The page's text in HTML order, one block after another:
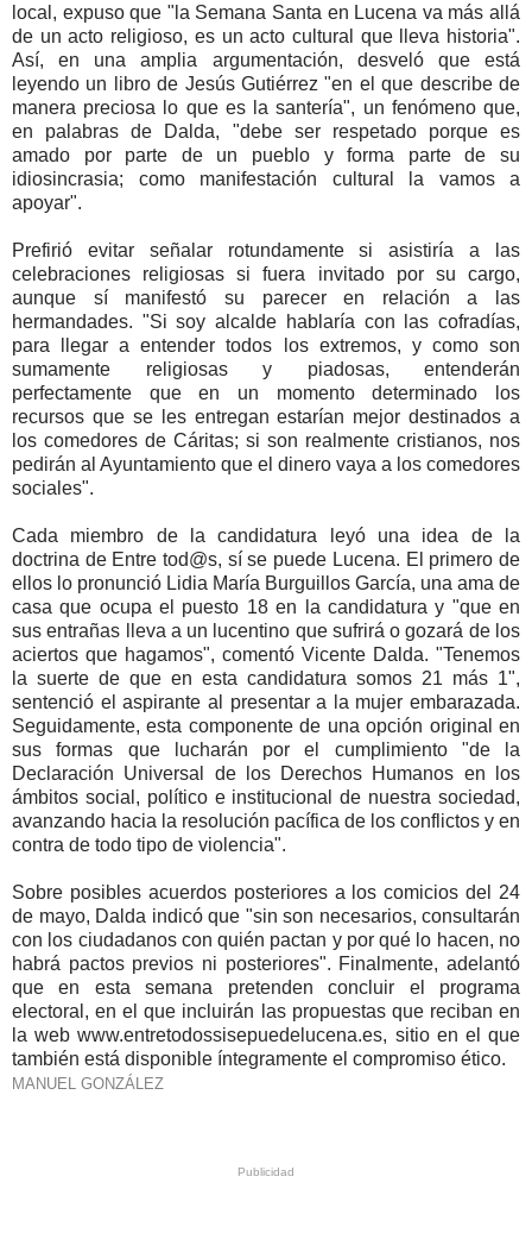
local, expuso que "la Semana Santa en Lucena va más allá
de un acto religioso, es un acto cultural que lleva historia".
Así, en una amplia argumentación, desveló que está
leyendo un libro de Jesús Gutiérrez "en el que describe de
manera preciosa lo que es la santería", un fenómeno que,
en palabras de Dalda, "debe ser respetado porque es
amado por parte de un pueblo y forma parte de su
idiosincrasia; como manifestación cultural la vamos a
apoyar".
Prefirió evitar señalar rotundamente si asistiría a las
celebraciones religiosas si fuera invitado por su cargo,
aunque sí manifestó su parecer en relación a las
hermandades. "Si soy alcalde hablaría con las cofradías,
para llegar a entender todos los extremos, y como son
sumamente religiosas y piadosas, entenderán
perfectamente que en un momento determinado los
recursos que se les entregan estarían mejor destinados a
los comedores de Cáritas; si son realmente cristianos, nos
pedirán al Ayuntamiento que el dinero vaya a los comedores
sociales".
Cada miembro de la candidatura leyó una idea de la
doctrina de Entre tod@s, sí se puede Lucena. El primero de
ellos lo pronunció Lidia María Burguillos García, una ama de
casa que ocupa el puesto 18 en la candidatura y "que en
sus entrañas lleva a un lucentino que sufrirá o gozará de los
aciertos que hagamos", comentó Vicente Dalda. "Tenemos
la suerte de que en esta candidatura somos 21 más 1",
sentenció el aspirante al presentar a la mujer embarazada.
Seguidamente, esta componente de una opción original en
sus formas que lucharán por el cumplimiento "de la
Declaración Universal de los Derechos Humanos en los
ámbitos social, político e institucional de nuestra sociedad,
avanzando hacia la resolución pacífica de los conflictos y en
contra de todo tipo de violencia".
Sobre posibles acuerdos posteriores a los comicios del 24
de mayo, Dalda indicó que "sin son necesarios, consultarán
con los ciudadanos con quién pactan y por qué lo hacen, no
habrá pactos previos ni posteriores". Finalmente, adelantó
que en esta semana pretenden concluir el programa
electoral, en el que incluirán las propuestas que reciban en
la web www.entretodossisepuedelucena.es, sitio en el que
también está disponible íntegramente el compromiso ético.
MANUEL GONZÁLEZ